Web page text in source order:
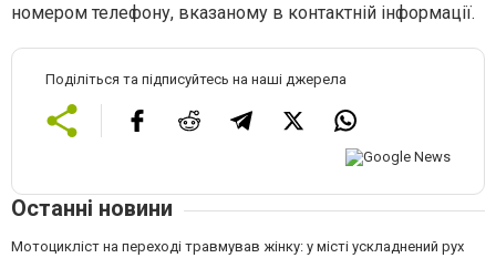
номером телефону, вказаному в контактній інформації.
Поділіться та підписуйтесь на наші джерела
Останні новини
Мотоцикліст на переході травмував жінку: у місті ускладнений рух